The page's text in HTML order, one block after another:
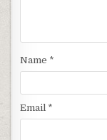
Name *
Email *